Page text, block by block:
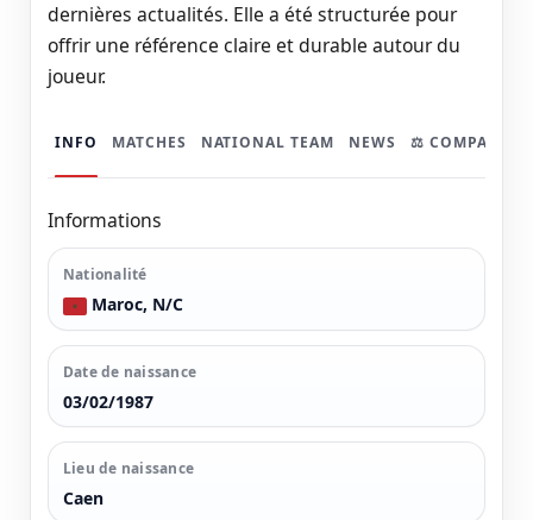
dernières actualités. Elle a été structurée pour
offrir une référence claire et durable autour du
joueur.
INFO MATCHES NATIONAL TEAM NEWS ⚖️ COMPARER
Informations
Nationalité
Maroc, N/C
Date de naissance
03/02/1987
Lieu de naissance
Caen